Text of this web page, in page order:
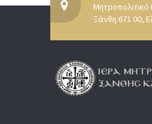
Ξάνθη 671 00,